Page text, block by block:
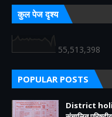
कुल पेज दृश्य
55,513,398
POPULAR POSTS
District